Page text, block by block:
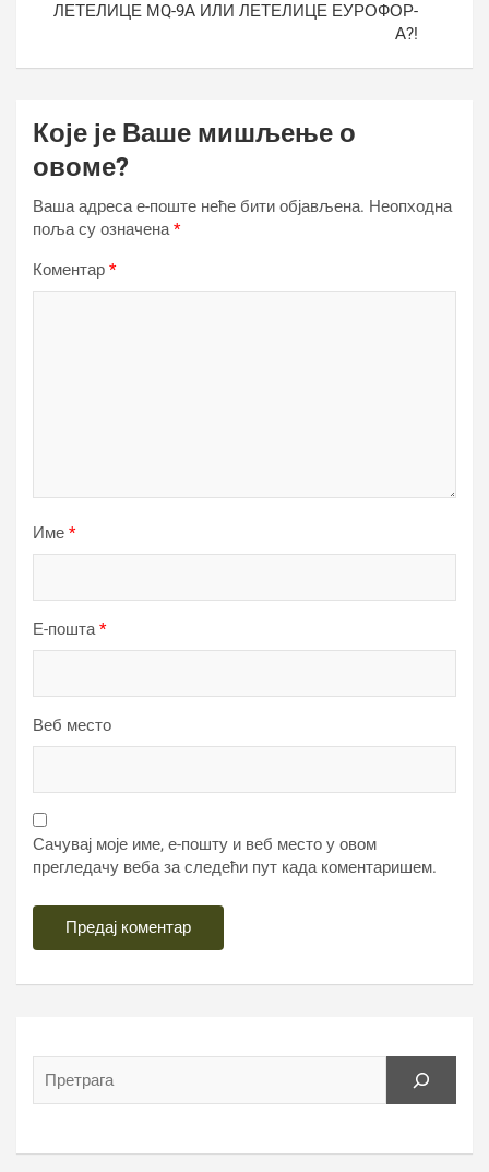
ЛЕТЕЛИЦЕ МQ-9А ИЛИ ЛЕТЕЛИЦЕ ЕУРОФОР-
А?!
Које је Ваше мишљење о
овоме?
Ваша адреса е-поште неће бити објављена. Неопходна
поља су означена*
Коментар *
Име *
Е-пошта*
Веб место
Сачувај моје име, е-пошту и веб место у овом
прегледачу веба за следећи пут када коментаришем.